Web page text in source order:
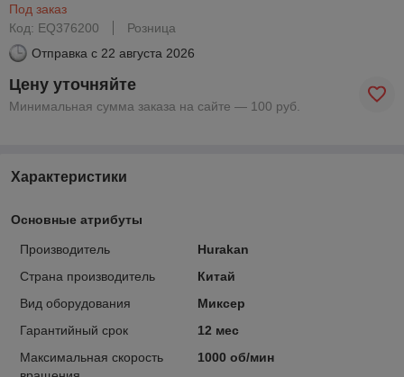
Под заказ
Код: EQ376200
Розница
Отправка с 22 августа 2026
Цену уточняйте
Минимальная сумма заказа на сайте — 100 руб.
Характеристики
Основные атрибуты
Производитель
Hurakan
Страна производитель
Китай
Вид оборудования
Миксер
Гарантийный срок
12 мес
Максимальная скорость
1000 об/мин